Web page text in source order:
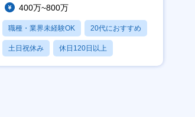
400万~800万
職種・業界未経験OK 20代におすすめ
土日祝休み 休日120日以上
産休・育休あり